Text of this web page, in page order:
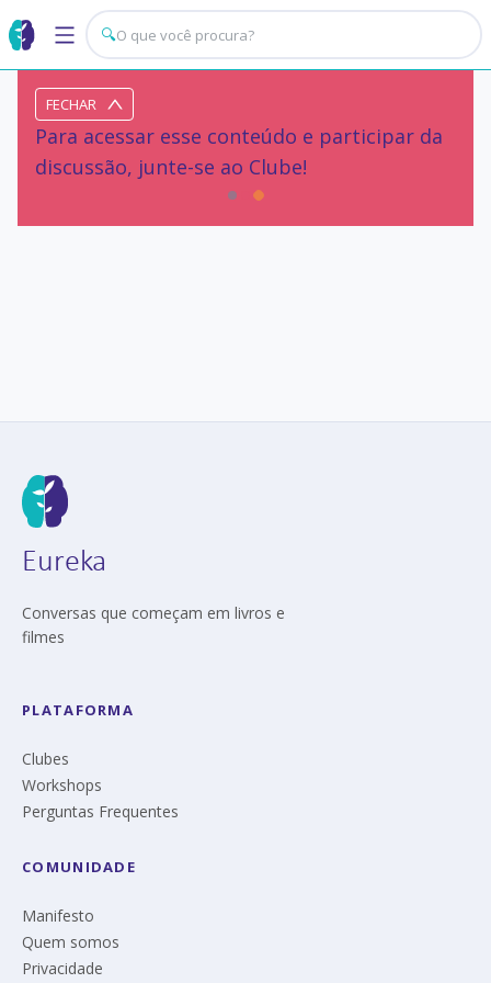
🔍
FECHAR
Para acessar esse conteúdo e participar da
discussão, junte-se ao Clube!
Eureka
Conversas que começam em livros e
filmes
PLATAFORMA
Clubes
Workshops
Perguntas Frequentes
COMUNIDADE
Manifesto
Quem somos
Privacidade